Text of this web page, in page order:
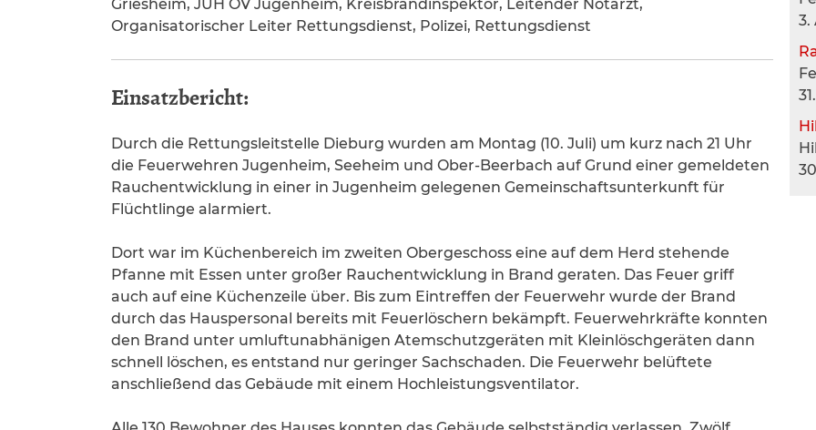
Griesheim, JUH OV Jugenheim, Kreisbrandinspektor, Leitender Notarzt,
Organisatorischer Leiter Rettungsdienst, Polizei, Rettungsdienst
Einsatzbericht:
Durch die Rettungsleitstelle Dieburg wurden am Montag (10. Juli) um kurz nach 21 Uhr
die Feuerwehren Jugenheim, Seeheim und Ober-Beerbach auf Grund einer gemeldeten
Rauchentwicklung in einer in Jugenheim gelegenen Gemeinschaftsunterkunft für
Flüchtlinge alarmiert.
Dort war im Küchenbereich im zweiten Obergeschoss eine auf dem Herd stehende
Pfanne mit Essen unter großer Rauchentwicklung in Brand geraten. Das Feuer griff
auch auf eine Küchenzeile über. Bis zum Eintreffen der Feuerwehr wurde der Brand
durch das Hauspersonal bereits mit Feuerlöschern bekämpft. Feuerwehrkräfte konnten
den Brand unter umluftunabhänigen Atemschutzgeräten mit Kleinlöschgeräten dann
schnell löschen, es entstand nur geringer Sachschaden. Die Feuerwehr belüftete
anschließend das Gebäude mit einem Hochleistungsventilator.
3.